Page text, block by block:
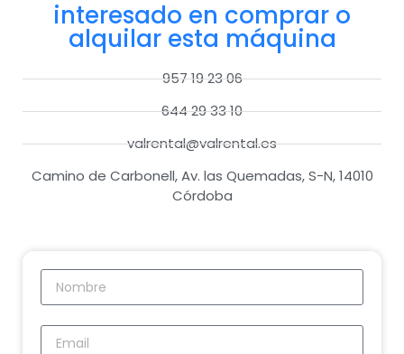
interesado en comprar o
alquilar esta máquina
957 19 23 06
644 29 33 10
valrental@valrental.es
Camino de Carbonell, Av. las Quemadas, S-N, 14010
Córdoba